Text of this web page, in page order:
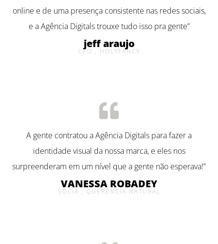
online e de uma presença consistente nas redes sociais,
e a Agência Digitals trouxe tudo isso pra gente”
jeff araujo
CEO , HOLYFANCY
A gente contratou a Agência Digitals para fazer a
identidade visual da nossa marca, e eles nos
surpreenderam em um nível que a gente não esperava!”
VANESSA ROBADEY
SÓCIA , QUERÊNCIA NATURAL